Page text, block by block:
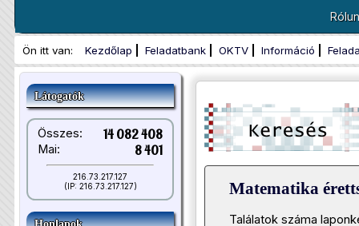
Ön itt van: Kezdőlap Feladatbank OKTV Információ
Látogatók
Összes: 14 082 408
Mai: 8 401
216.73.217.127
(IP: 216.73.217.127)
Matematika
Találatok száma